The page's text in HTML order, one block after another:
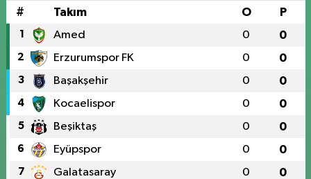
# Takım O P
1 Amed 0 0
2 Erzurumspor FK 0 0
3 Başakşehir 0 0
4 Kocaelispor 0 0
5 Beşiktaş 0 0
6 Eyüpspor 0 0
7 Galatasaray 0 0